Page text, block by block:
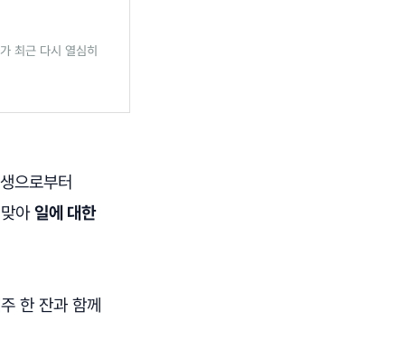
최근 다시 열심히
으로부터
아일에 대한
한 잔과 함께